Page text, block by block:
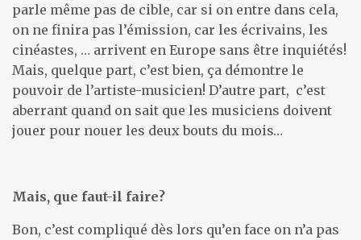
parle même pas de cible, car si on entre dans cela,
on ne finira pas l’émission, car les écrivains, les
cinéastes, … arrivent en Europe sans être inquiétés!
Mais, quelque part, c’est bien, ça démontre le
pouvoir de l’artiste-musicien! D’autre part, c’est
aberrant quand on sait que les musiciens doivent
jouer pour nouer les deux bouts du mois…
Mais, que faut-il faire?
Bon, c’est compliqué dès lors qu’en face on n’a pas